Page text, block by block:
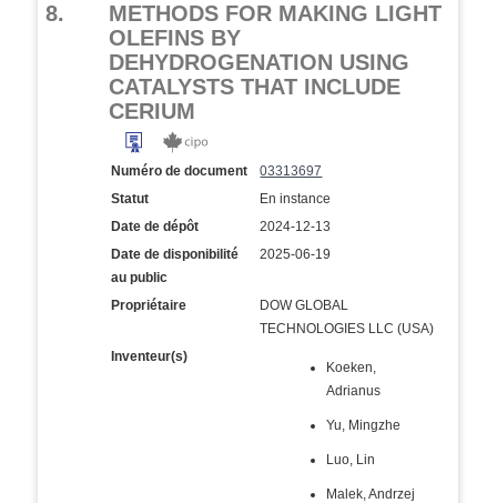
8.
METHODS FOR MAKING LIGHT
OLEFINS BY
DEHYDROGENATION USING
CATALYSTS THAT INCLUDE
CERIUM
Numéro de document
03313697
Statut
En instance
Date de dépôt
2024-12-13
Date de disponibilité
au public
2025-06-19
Propriétaire
DOW GLOBAL
TECHNOLOGIES LLC (USA)
Inventeur(s)
Koeken,
Adrianus
Yu, Mingzhe
Luo, Lin
Malek, Andrzej